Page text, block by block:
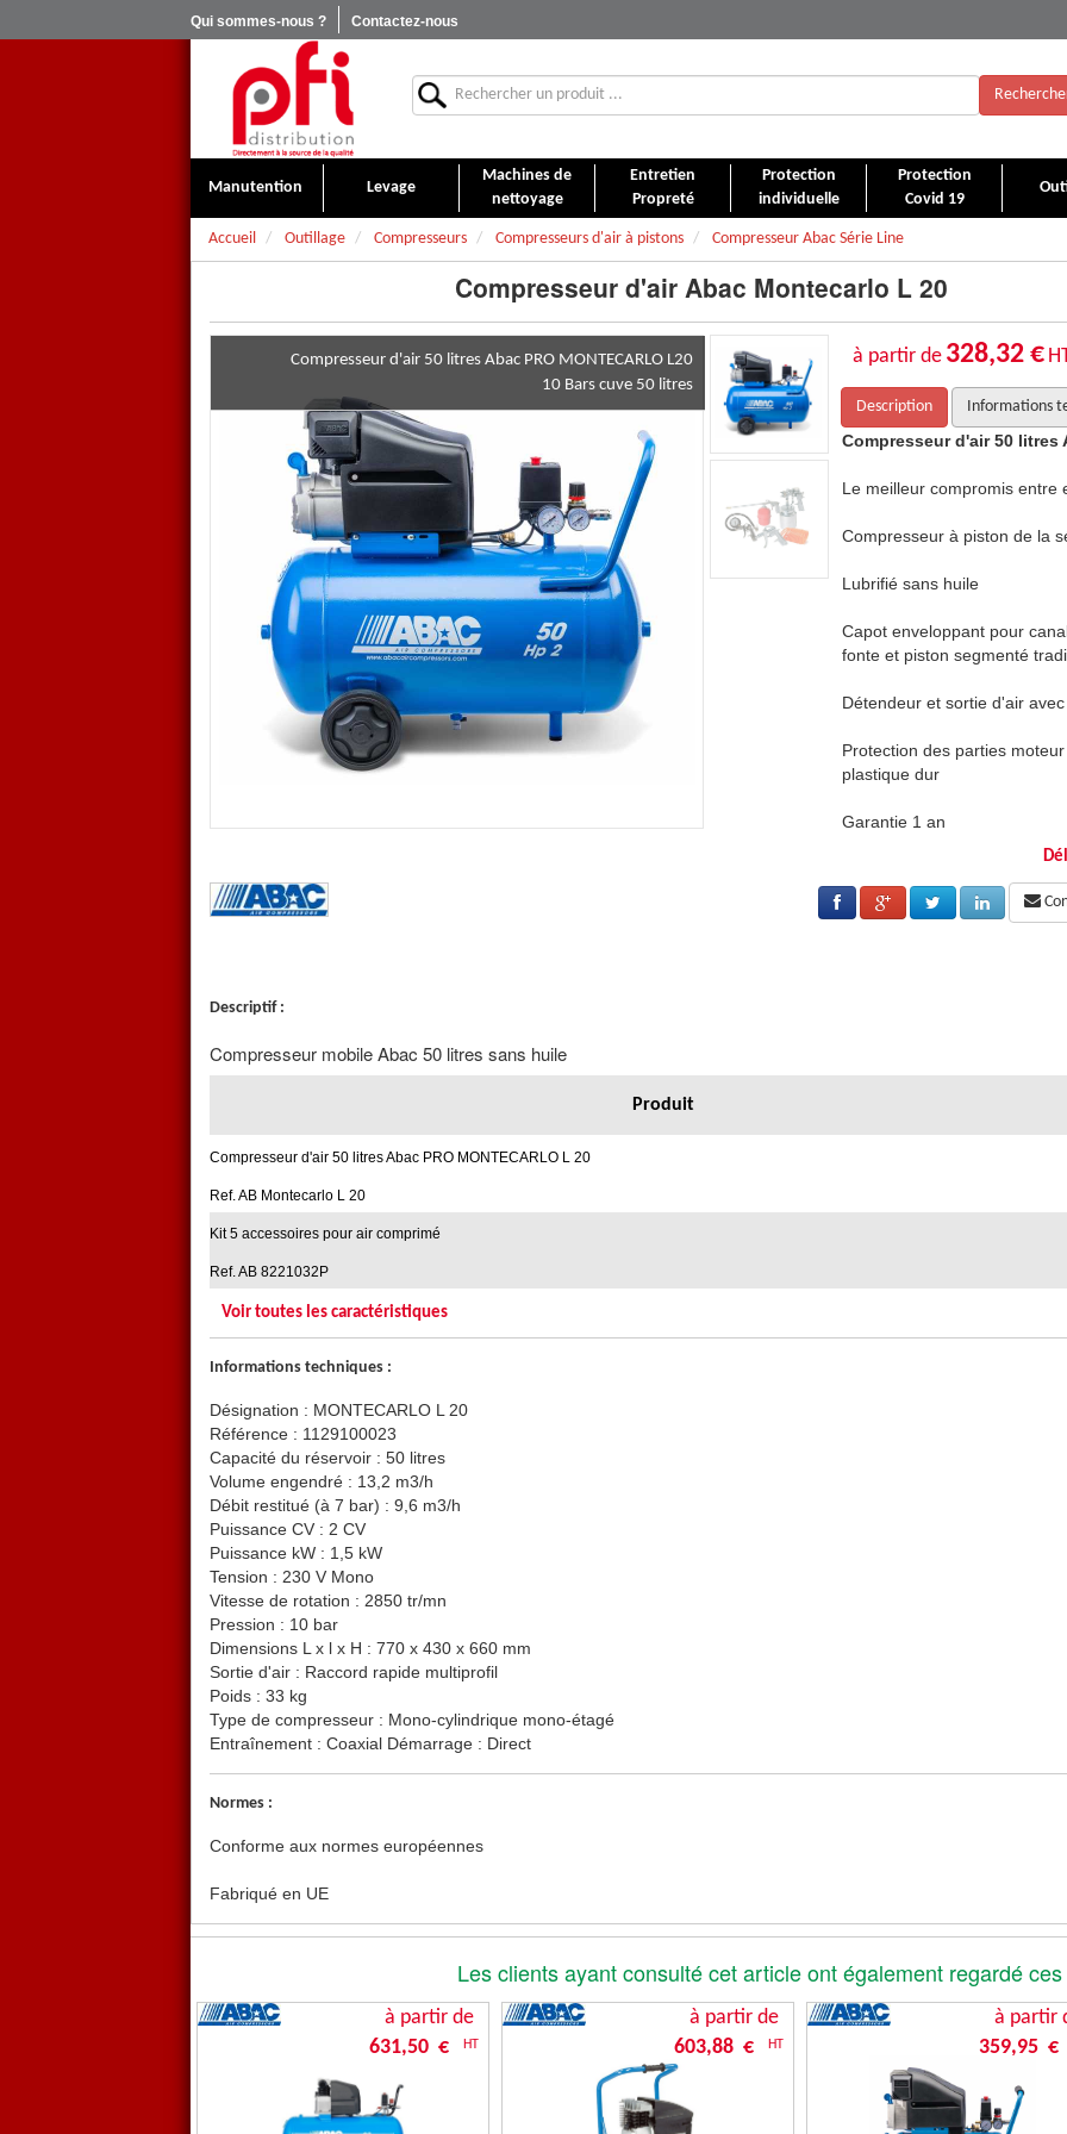
Qui sommes-nous ? Contactez-nous
Manutention Levage
Machines de
nettoyage
Entretien
Propreté
Protection
individuelle
Protection
Covid 19
Accueil Outillage Compresseurs Compresseurs d'air à pistons Compresseur Abac Série Line
Compresseur d'air Abac Montecarlo L 20
Compresseur d'air 50 litres Abac PRO MONTECARLO L20
10 Bars cuve 50 litres
à partir de 328,32 €
Description Informations
Compresseur d'air 50 litres Abac MONTECARLO L 20
Le meilleur compromis entre efficacité et économie
Compresseur à piston de la série Line
Lubrifié sans huile
Capot enveloppant pour canaliser l'air de refroidissement . Cylindre en
fonte et piston segmenté traditionnel
Détendeur et sortie d'air avec raccord rapide multiprofil . 100% mobile
Protection des parties moteur et compresseur par une coque en
plastique dur
Retour à la catégorie
Compresseur d'air 50 litres
Le meilleur compromis entre
Compresseur à piston de la
Lubrifié sans huile
Capot enveloppant pour
fonte et piston segmenté
Détendeur et sortie d'air
Protection des parties
plastique dur
Garantie 1 an
Retour à la catégorie
Descriptif :
Compresseur mobile Abac 50 litres sans huile
Produit
Compresseur d'air 50 litres Abac PRO MONTECARLO L 20
Ref. AB Montecarlo L 20
Kit 5 accessoires pour air comprimé
Ref. AB 8221032P
Voir toutes les caractéristiques
Informations techniques :
Désignation : MONTECARLO L 20
Référence : 1129100023
Capacité du réservoir : 50 litres
Volume engendré : 13,2 m3/h
Débit restitué (à 7 bar) : 9,6 m3/h
Puissance CV : 2 CV
Puissance kW : 1,5 kW
Tension : 230 V Mono
Vitesse de rotation : 2850 tr/mn
Pression : 10 bar
Dimensions L x l x H : 770 x 430 x 660 mm
Sortie d'air : Raccord rapide multiprofil
Poids : 33 kg
Type de compresseur : Mono-cylindrique mono-étagé
Entraînement : Coaxial Démarrage : Direct
Normes :
Conforme aux normes européennes
Fabriqué en UE
Les clients ayant consulté cet article ont également regardé
à partir de
631,50 €
HT
à partir de
603,88 €
HT
à partir
359,95 €